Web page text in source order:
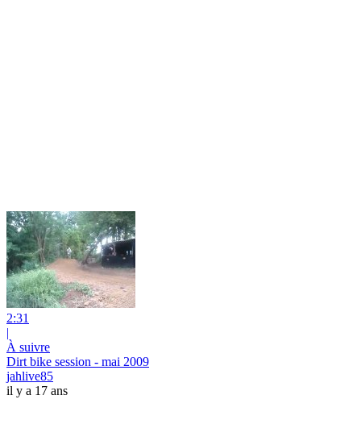
2:31
|
À suivre
Dirt bike session - mai 2009
jahlive85
il y a 17 ans